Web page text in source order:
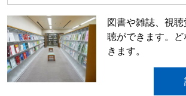
図書や雑誌、視
聴ができます。
きます。